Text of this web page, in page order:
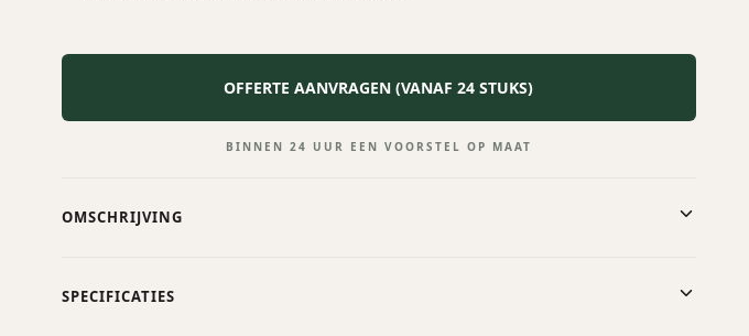
OFFERTE AANVRAGEN (VANAF 24 STUKS)
BINNEN 24 UUR EEN VOORSTEL OP MAAT
OMSCHRIJVING
SPECIFICATIES